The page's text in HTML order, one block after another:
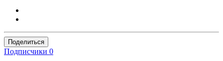
Поделиться
Подписчики 0